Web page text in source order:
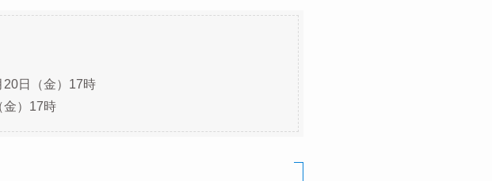
日（金）17時
金）17時